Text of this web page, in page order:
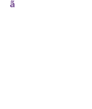
ã